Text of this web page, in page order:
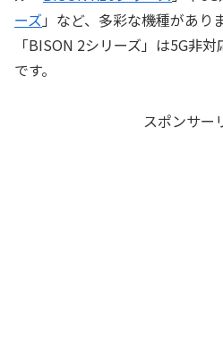
ーズ 」など、多彩な機種があり
「BISON 2シリーズ」は5G非
です。
スポンサー